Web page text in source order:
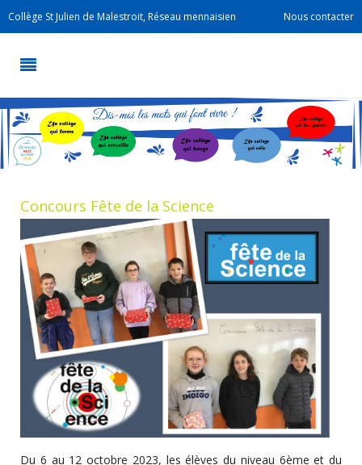
Collège St Julien de Malestroit, Réseau mennaisien Nous contacter
Concours Fête de la Science
Du 6 au 12 octobre 2023, les élèves du niveau 6ème et du